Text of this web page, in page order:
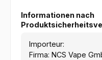
Informationen nach
Importeur:
Firma: NCS Vape